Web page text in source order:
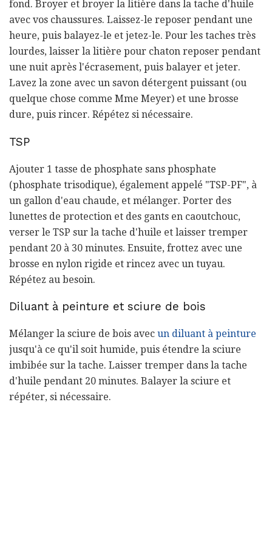
fond. Broyer et broyer la litière dans la tache d'huile
avec vos chaussures. Laissez-le reposer pendant une
heure, puis balayez-le et jetez-le. Pour les taches très
lourdes, laisser la litière pour chaton reposer pendant
une nuit après l'écrasement, puis balayer et jeter.
Lavez la zone avec un savon détergent puissant (ou
quelque chose comme Mme Meyer) et une brosse
dure, puis rincer. Répétez si nécessaire.
TSP
Ajouter 1 tasse de phosphate sans phosphate
(phosphate trisodique), également appelé "TSP-PF", à
un gallon d'eau chaude, et mélanger. Porter des
lunettes de protection et des gants en caoutchouc,
verser le TSP sur la tache d'huile et laisser tremper
pendant 20 à 30 minutes. Ensuite, frottez avec une
brosse en nylon rigide et rincez avec un tuyau.
Répétez au besoin.
Diluant à peinture et sciure de bois
Mélanger la sciure de bois avec un diluant à peinture
jusqu'à ce qu'il soit humide, puis étendre la sciure
imbibée sur la tache. Laisser tremper dans la tache
d'huile pendant 20 minutes. Balayer la sciure et
répéter, si nécessaire.